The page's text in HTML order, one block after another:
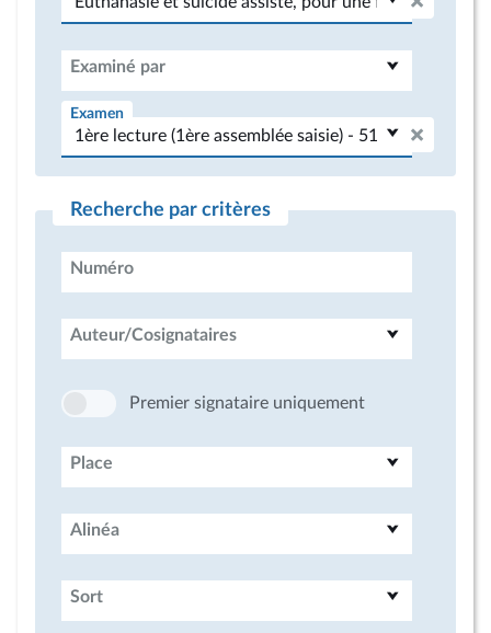
Examiné par
Examen
Recherche par critères
Numéro
Auteur/Cosignataires
Premier signataire uniquement
Place
Alinéa
Sort